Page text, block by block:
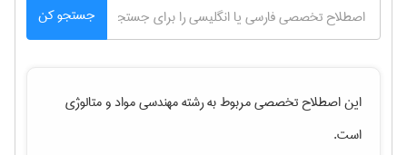
جستجو کن
این اصطلاح تخصصی مربوط به رشتهمهندسی مواد و متالوژی
است.